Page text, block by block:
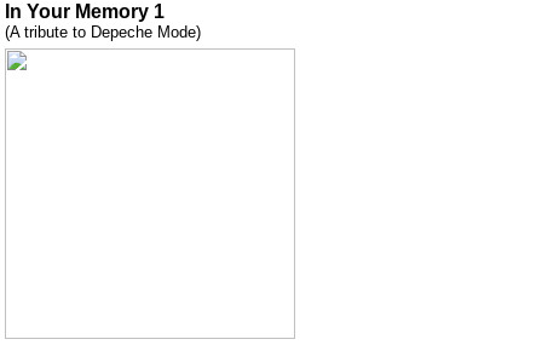
In Your Memory 1
(A tribute to Depeche Mode)